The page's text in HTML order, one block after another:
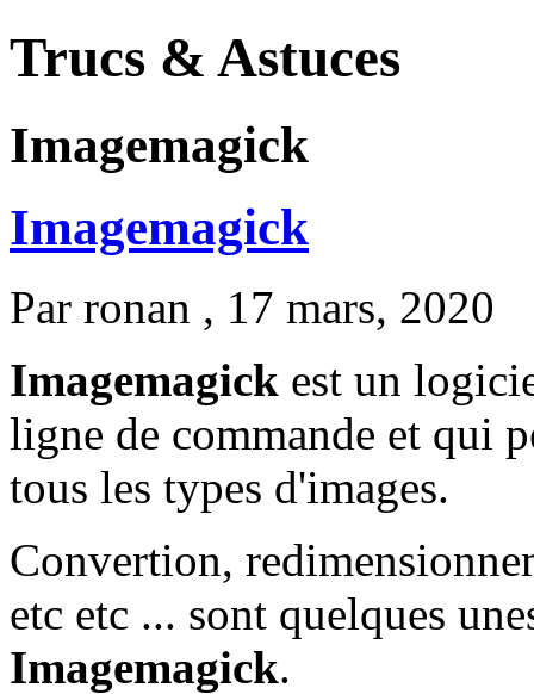
Trucs & Astuces
Imagemagick
Imagemagick
Par ronan , 17 mars, 2020
Imagemagick est un
ligne de commande et qui
tous les types d'images.
Convertion,
etc etc ... sont quelques
Imagemagick.